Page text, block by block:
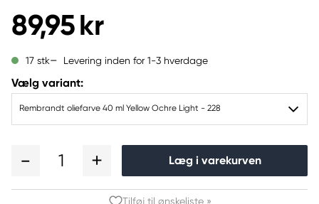
89,95 kr
17 stk Levering inden for 1-3 hverdage
Vælg variant:
Rembrandt oliefarve 40 ml Yellow Ochre Light - 228
1 Læg i varekurven
Tilføj til ønskeliste »